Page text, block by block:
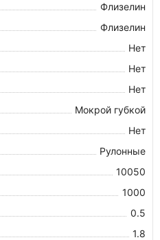
Флизелин
Флизелин
Нет
Нет
Нет
Мокрой губкой
Нет
Рулонные
10050
1000
0.5
1.8